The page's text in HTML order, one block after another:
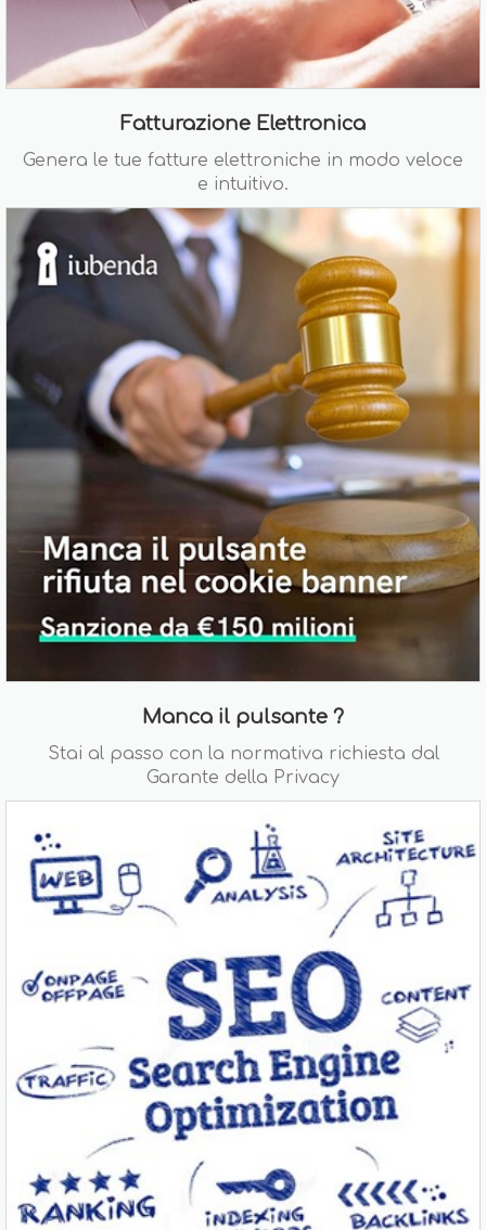
Fatturazione Elettronica
Genera le tue fatture elettroniche in modo veloce
e intuitivo.
Manca il pulsante ?
Stai al passo con la normativa richiesta dal
Garante della Privacy